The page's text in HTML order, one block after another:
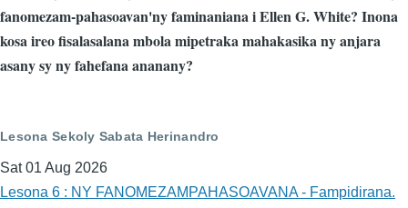
fanomezam-pahasoavan'ny faminaniana i Ellen G. White? Inona
kosa ireo fisalasalana mbola mipetraka mahakasika ny anjara
asany sy ny fahefana ananany?
Lesona Sekoly Sabata Herinandro
Sat 01 Aug 2026
Lesona 6 : NY FANOMEZAMPAHASOAVANA - Fampidirana.